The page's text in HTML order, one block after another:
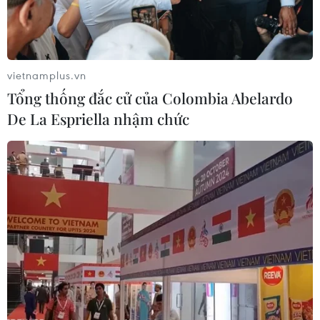
Bộ Dân tộc và Tôn giáo còn nhiều
diện tích trụ sở vượt định mức
Kết luận thanh tra chuyên đề cơ sở
nhà, đất dôi dư sau sắp xếp tại Bộ
Nội vụ
04/08/2026 12:15
Đà Nẵng hỗ trợ tiền và chỗ ở tạm cho
người dân di dời khỏi các chung cư
cũ
03/08/2026 09:52
vietnamplus.vn
Tổng thống đắc cử của Colombia Abelardo
De La Espriella nhậm chức